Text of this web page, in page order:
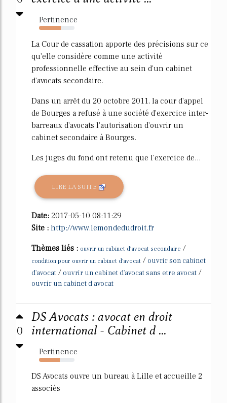
Pertinence
62%
La Cour de cassation apporte des précisions sur ce
qu'elle considère comme une activité
professionnelle effective au sein d'un cabinet
d'avocats secondaire.
Dans un arrêt du 20 octobre 2011, la cour d'appel
de Bourges a refusé à une société d'exercice inter-
barreaux d'avocats l'autorisation d'ouvrir un
cabinet secondaire à Bourges.
Les juges du fond ont retenu que l'exercice de...
LIRE LA SUITE
Date: 2017-05-10 08:11:29
Site : http://www.lemondedudroit.fr
Thèmes liés : ouvrir un cabinet d'avocat secondaire /
condition pour ouvrir un cabinet d'avocat / ouvrir son cabinet
d'avocat / ouvrir un cabinet d'avocat sans etre avocat /
ouvrir un cabinet d avocat
0
DS Avocats : avocat en droit
international - Cabinet d ...
Pertinence
59%
DS Avocats ouvre un bureau à Lille et accueille 2
associés